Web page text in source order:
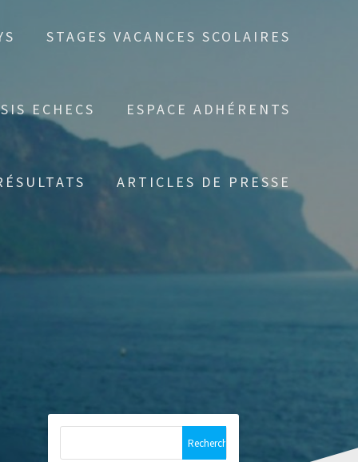
STAGES VACANCES SCOLAIRES
ECHECS ESPACE ADHÉRENTS
ARTICLES DE PRESSE